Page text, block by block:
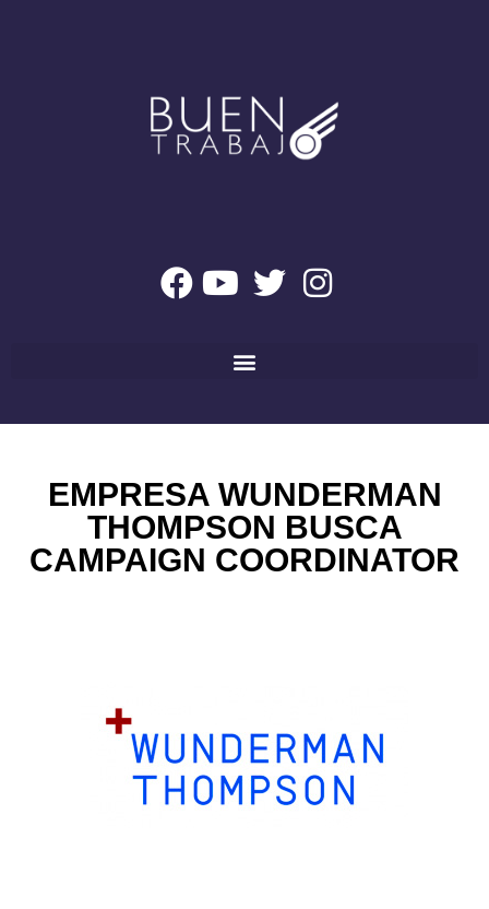
EMPRESA WUNDERMAN
THOMPSON BUSCA
CAMPAIGN COORDINATOR